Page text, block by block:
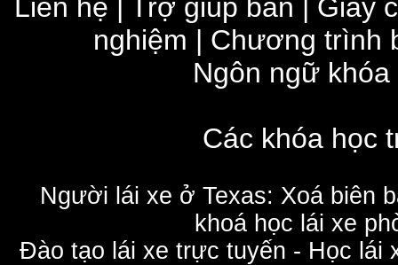
Liên hệ | Trợ giúp bàn | Giấy
nghiệm | Chương trình
Ngôn ngữ khóa
Các khóa học
Người lái xe ở Texas: Xoá biên
khoá học lái xe
Đào tạo lái xe trực tuyến - Học